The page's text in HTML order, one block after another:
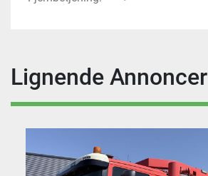
Lignende Annoncer